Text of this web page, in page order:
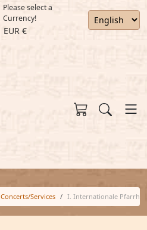
Please select a
Currency!
EUR €
Concerts/Services I. Internationale